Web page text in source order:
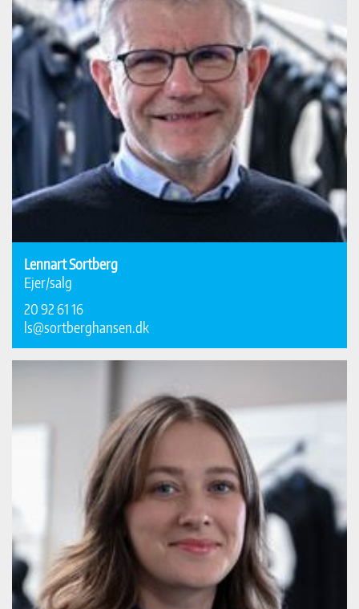
Lennart Sortberg
Ejer/salg
20 92 61 16
ls@sortberghansen.dk